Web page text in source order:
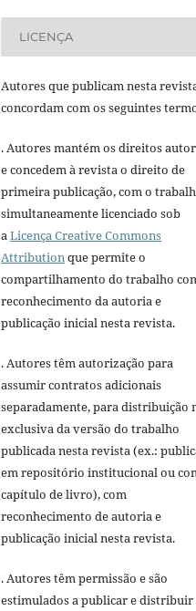
LICENÇA
Autores que publicam nesta
concordam com os seguintes
. Autores mantém os direitos
e concedem à revista o direito de
primeira publicação, com o
simultaneamente licenciado sob
aLicença Creative Commons
Attributionque permite o
compartilhamento do trabalho
reconhecimento da autoria e
publicação inicial nesta revista.
. Autores têm autorização para
assumir contratos adicionais
separadamente, para distribuição
exclusiva da versão do trabalho
publicada nesta revista (ex.:
em repositório institucional ou
capítulo de livro), com
reconhecimento de autoria e
publicação inicial nesta revista.
. Autores têm permissão e são
estimulados a publicar e distribuir